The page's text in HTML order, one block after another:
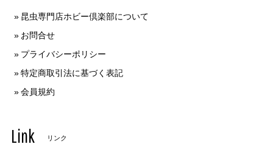
昆虫専門店ホビー倶楽部について
お問合せ
プライバシーポリシー
特定商取引法に基づく表記
会員規約
Link リンク